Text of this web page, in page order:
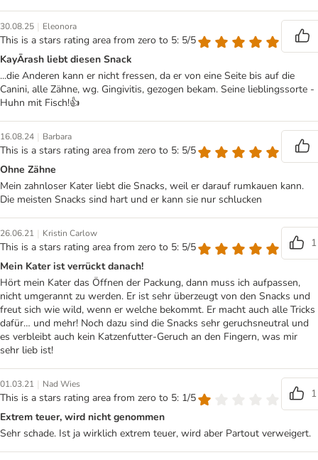
30.08.25 | Eleonora
This is a stars rating area from zero to 5: 5/5
KayĀrash liebt diesen Snack
...die Anderen kann er nicht fressen, da er von eine Seite bis auf die
Canini, alle Zähne, wg. Gingivitis, gezogen bekam. Seine lieblingssorte -
Huhn mit Fisch!👍
16.08.24 | Barbara
This is a stars rating area from zero to 5: 5/5
Ohne Zähne
Mein zahnloser Kater liebt die Snacks, weil er darauf rumkauen kann.
Die meisten Snacks sind hart und er kann sie nur schlucken
26.06.21 | Kristin Carlow
This is a stars rating area from zero to 5: 5/5
1
Mein Kater ist verrückt danach!
Hört mein Kater das Öffnen der Packung, dann muss ich aufpassen,
nicht umgerannt zu werden. Er ist sehr überzeugt von den Snacks und
freut sich wie wild, wenn er welche bekommt. Er macht auch alle Tricks
dafür… und mehr! Noch dazu sind die Snacks sehr geruchsneutral und
es verbleibt auch kein Katzenfutter-Geruch an den Fingern, was mir
sehr lieb ist!
01.03.21 | Nad Wies
This is a stars rating area from zero to 5: 1/5
1
Extrem teuer, wird nicht genommen
Sehr schade. Ist ja wirklich extrem teuer, wird aber Partout verweigert.